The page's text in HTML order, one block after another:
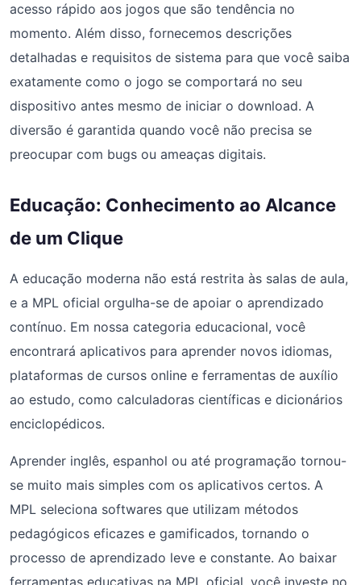
acesso rápido aos jogos que são tendência no
momento. Além disso, fornecemos descrições
detalhadas e requisitos de sistema para que você saiba
exatamente como o jogo se comportará no seu
dispositivo antes mesmo de iniciar o download. A
diversão é garantida quando você não precisa se
preocupar com bugs ou ameaças digitais.
Educação: Conhecimento ao Alcance
de um Clique
A educação moderna não está restrita às salas de aula,
e a MPL oficial orgulha-se de apoiar o aprendizado
contínuo. Em nossa categoria educacional, você
encontrará aplicativos para aprender novos idiomas,
plataformas de cursos online e ferramentas de auxílio
ao estudo, como calculadoras científicas e dicionários
enciclopédicos.
Aprender inglês, espanhol ou até programação tornou-
se muito mais simples com os aplicativos certos. A
MPL seleciona softwares que utilizam métodos
pedagógicos eficazes e gamificados, tornando o
processo de aprendizado leve e constante. Ao baixar
ferramentas educativas na MPL oficial, você investe no